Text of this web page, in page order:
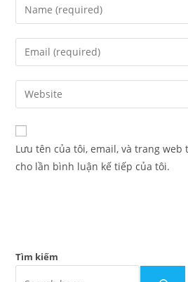
Lưu tên của tôi, email, và trang
cho lần bình luận kế tiếp của tôi.
Tìm kiếm